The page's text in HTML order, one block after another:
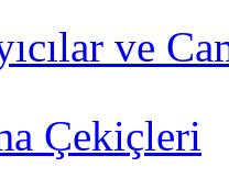
ve
Çekiçleri